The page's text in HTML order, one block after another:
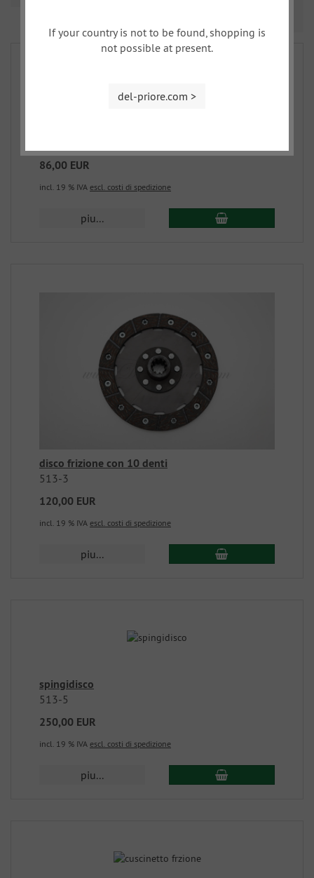
86,00 EUR
incl. 19 % IVA escl. costi di spedizione
piu...
disco frizione con 10 denti
513-3
120,00 EUR
incl. 19 % IVA escl. costi di spedizione
piu...
spingidisco
513-5
250,00 EUR
incl. 19 % IVA escl. costi di spedizione
piu...
If your country is not to be found, shopping is
not possible at present.
del-priore.com >